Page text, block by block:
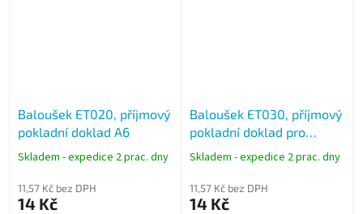
Baloušek ET020, příjmový
pokladní doklad A6
Skladem - expedice 2 prac. dny
11,57 Kč bez DPH
14 Kč
Baloušek ET030, příjmový
pokladní doklad pro
podvojné účetnictví A6
Skladem - expedice 2 prac. dny
11,57 Kč bez DPH
14 Kč